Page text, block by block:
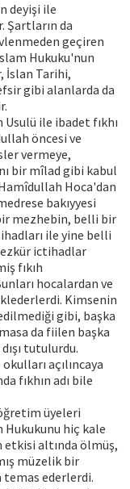
deyişi ile
Şartların da
geçiren
Hukuku'nun
İslan Tarihi,
gibi alanlarda da
Usulü ile ibadet fıkhı
öncesi ve
vermeye,
bir mîlad gibi kabul
Hoca'dan
bakıyyesi
mezhebin, belli bir
ile yine belli
ictihadlar
fıkıh
hocalardan ve
Kimsenin
gibi, başka
da fiilen başka
tutulurdu.
açılıncaya
fıkhın adı bile
üyeleri
hiç kale
etkisi altında ölmüş,
müzelik bir
temas ederlerdi.